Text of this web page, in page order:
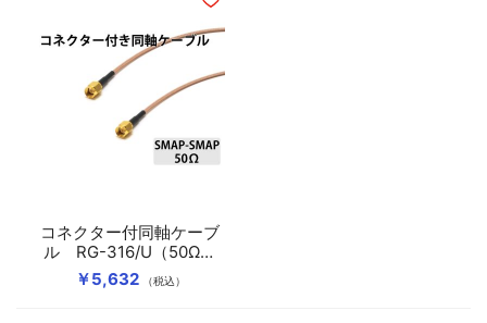
￥5,632 （税込）
コネクター付同軸ケーブ
ル RG-316/U（50Ω）
SMAP-SMAP 1.0m
ほしいものリストに追加